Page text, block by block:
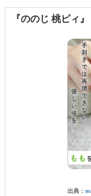
『ののじ 桃ピィ』
出典：